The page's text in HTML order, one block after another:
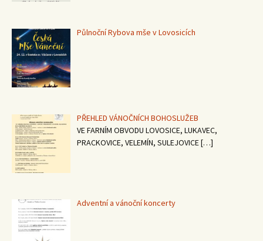
Půlnoční Rybova mše v Lovosicích
PŘEHLED VÁNOČNÍCH BOHOSLUŽEB
VE FARNÍM OBVODU LOVOSICE, LUKAVEC,
PRACKOVICE, VELEMÍN, SULEJOVICE[…]
Adventní a vánoční koncerty